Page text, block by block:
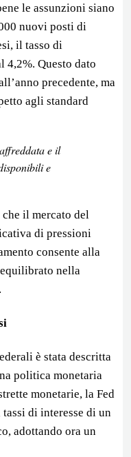
le assunzioni siano
nuovi posti di
il tasso di
4,2%. Questo dato
precedente, ma
agli standard
e il
e
il mercato del
di pressioni
consente alla
nella
è stata descritta
politica monetaria
monetarie, la Fed
di interesse di un
adottando ora un